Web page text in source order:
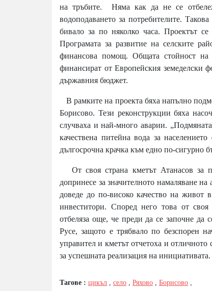
на тръбите. Няма как да не се
водоподаването за потребителите.
бивало за по няколко часа. Проектът
Програмата за развитие на селските
финансова помощ. Общата стойност
финансират от Европейския земеделски
държавния бюджет.
В рамките на проекта бяха напълно
Борисово. Тези реконструкции бяха
случваха и най-много аварии.
качествена питейна вода за
дългосрочна крачка към едно по-сигурно
От своя страна кметът Атанасов за
допринесе за значителното намаляване
доведе до по-високо качество на живот
инвеститори. Според него това от
отбеляза още, че преди да се започне да
Русе, защото е трябвало по безспорен
управител и кметът отчетоха и
за успешната реализация на инициативата.
Тагове : цикъл , село , Ряхово , Борисово ,